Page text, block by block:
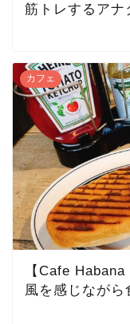
筋トレするアナ
カフェ
【Cafe
風を感じながら